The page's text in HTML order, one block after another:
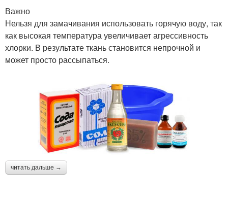
Важно
Нельзя для замачивания использовать горячую воду, так
как высокая температура увеличивает агрессивность
хлорки. В результате ткань становится непрочной и
может просто рассыпаться.
читать дальше →